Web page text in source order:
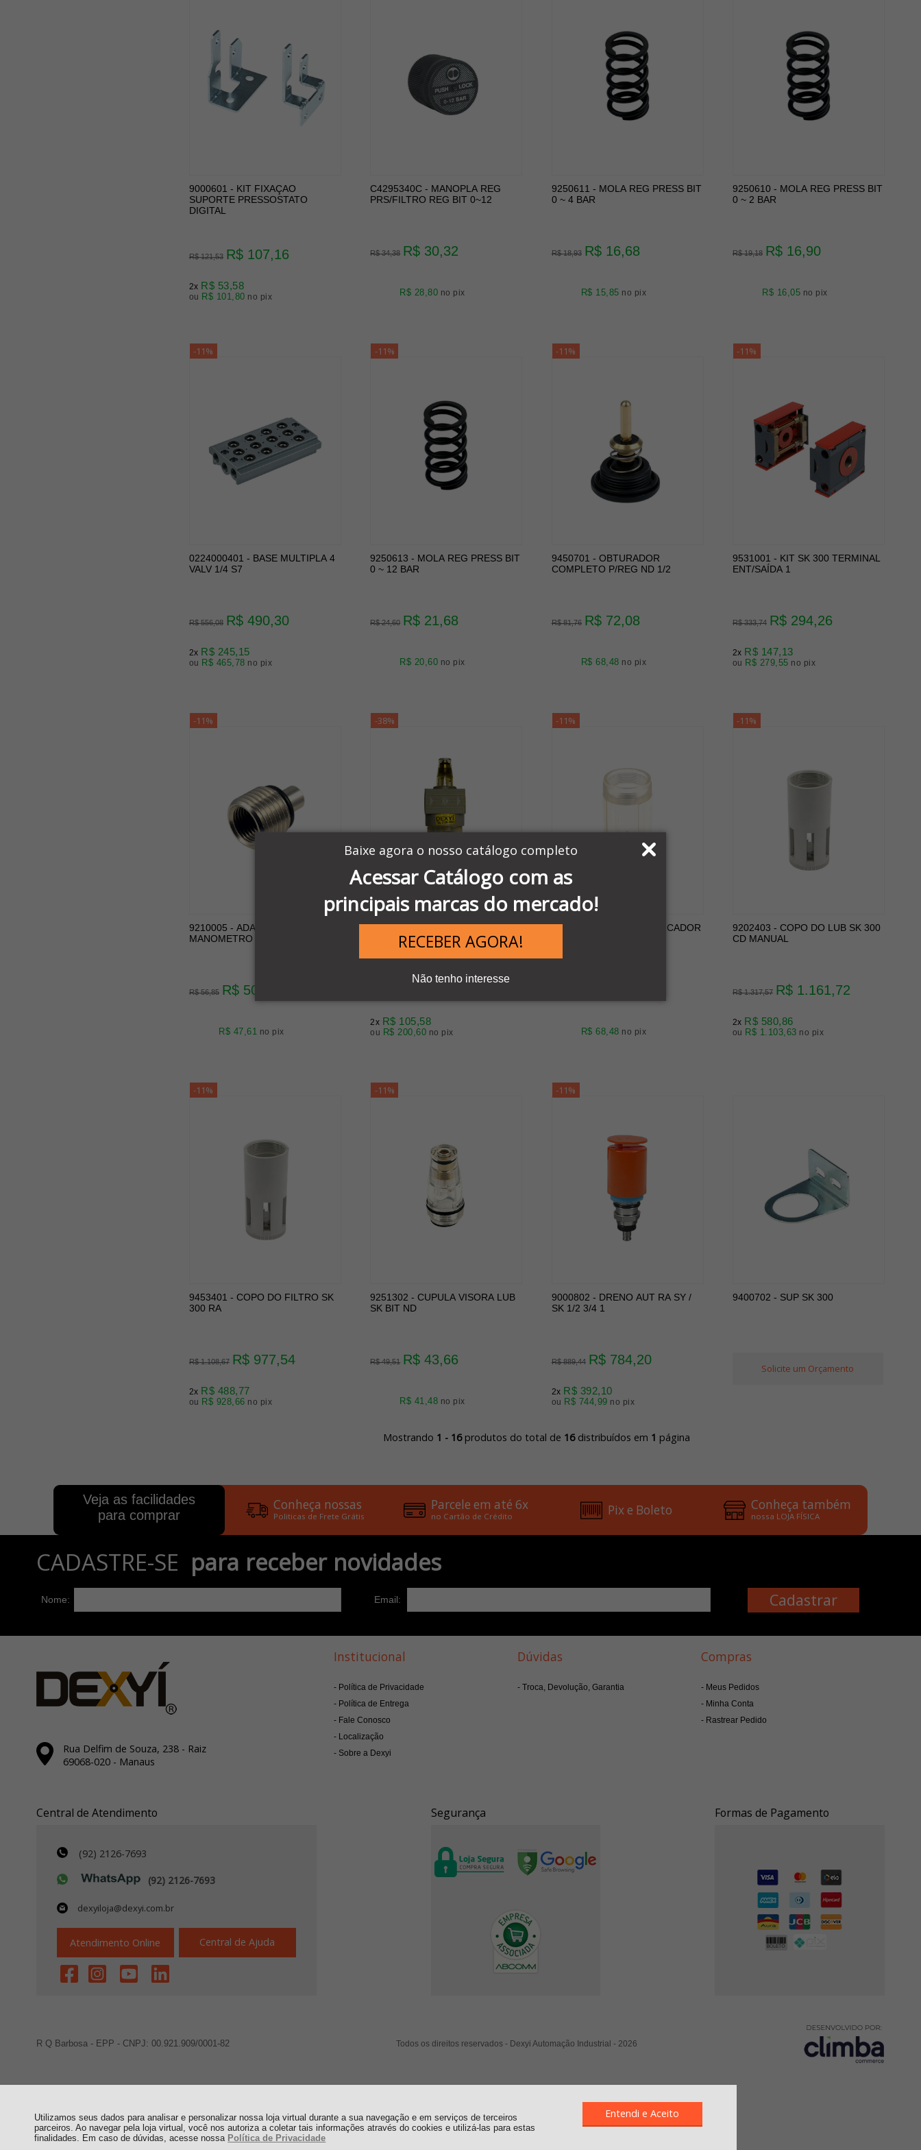
Baixe agora o nosso catálogo completo
Acessar Catálogo com as
principais marcas do mercado!
RECEBER AGORA!
Não tenho interesse
Utilizamos seus dados para analisar e personalizar nossa loja virtual durante a sua navegação e em serviços de terceiros
parceiros. Ao navegar pela loja virtual, você nos autoriza a coletar tais informações através do cookies e utilizá-las para estas
finalidades. Em caso de dúvidas, acesse nossa Política de Privacidade
Entendi e Aceito
9000601 - KIT FIXAÇAO
SUPORTE PRESSOSTATO
DIGITAL
R$ 121,53 R$ 107,16
2x R$ 53,58
ou R$ 101,80 no pix
C4295340C - MANOPLA REG
PRS/FILTRO REG BIT 0~12
R$ 34,38 R$ 30,32
R$ 28,80 no pix
9250611 - MOLA REG PRESS BIT
0 ~ 4 BAR
R$ 18,93 R$ 16,68
R$ 15,85 no pix
9250610 - MOLA REG PRESS BIT
0 ~ 2 BAR
R$ 19,18 R$ 16,90
R$ 16,05 no pix
-11%
0224000401 - BASE MULTIPLA 4
VALV 1/4 S7
R$ 556,08 R$ 490,30
2x R$ 245,15
ou R$ 465,78 no pix
-11%
9250613 - MOLA REG PRESS BIT
0 ~ 12 BAR
R$ 24,60 R$ 21,68
R$ 20,60 no pix
-11%
9450701 - OBTURADOR
COMPLETO P/REG ND 1/2
R$ 81,76 R$ 72,08
R$ 68,48 no pix
-11%
9531001 - KIT SK 300 TERMINAL
ENT/SAÍDA 1
R$ 333,74 R$ 294,26
2x R$ 147,13
ou R$ 279,55 no pix
-11%
9210005 - ADAPTADOR 1/4 P/
MANOMETRO 1/8 SY2
R$ 56,85 R$ 50,12
R$ 47,61 no pix
-38%
2x R$ 105,58
ou R$ 200,60 no pix
-11%
9251402 - COPO LUBRIFICADOR
R$ 68,48 no pix
-11%
9202403 - COPO DO LUB SK 300
CD MANUAL
R$ 1.317,57 R$ 1.161,72
2x R$ 580,86
ou R$ 1.103,63 no pix
-11%
9453401 - COPO DO FILTRO SK
300 RA
R$ 1.108,67 R$ 977,54
2x R$ 488,77
ou R$ 928,66 no pix
-11%
9251302 - CUPULA VISORA LUB
SK BIT ND
R$ 49,51 R$ 43,66
R$ 41,48 no pix
-11%
9000802 - DRENO AUT RA SY /
SK 1/2 3/4 1
R$ 889,44 R$ 784,20
2x R$ 392,10
ou R$ 744,99 no pix
9400702 - SUP SK 300
Solicite um Orçamento
Mostrando 1 - 16 produtos do total de 16distribuídos em 1 página
Veja as facilidades
para comprar
Conheça nossas
Politicas de Frete Grátis
Parcele em até 6x
no Cartão de Crédito Pix e Boleto Conheça também
nossa LOJA FÍSICA
CADASTRE-SE para receber novidades
Nome: Email:
Rua Delfim de Souza, 238 - Raiz
69068-020 - Manaus
Institucional
Política de Privacidade
Política de Entrega
Fale Conosco
Localização
Sobre a Dexyi
Dúvidas
Troca, Devolução, Garantia
Compras
Meus Pedidos
Minha Conta
Rastrear Pedido
Central de Atendimento
(92) 2126-7693
(92) 2126-7693
dexyiloja@dexyi.com.br
Atendimento Online Central de Ajuda
Segurança Formas de Pagamento
R Q Barbosa - EPP - CNPJ: 00.921.909/0001-82 Todos os direitos reservados - Dexyi Automação Industrial - 2026